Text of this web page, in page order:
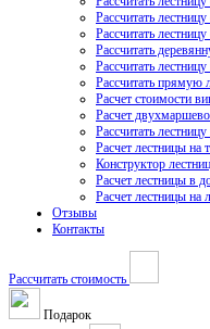
Рассчитать
Рассчитать
Рассчитать
Рассчитать
Рассчитать прямую
Расчет стоимости
Расчет
Рассчитать
Расчет лестницы на
Конструктор лестниц
Расчет лестницы в
Расчет лестницы на
Отзывы
Контакты
Рассчитать стоимость
Подарок